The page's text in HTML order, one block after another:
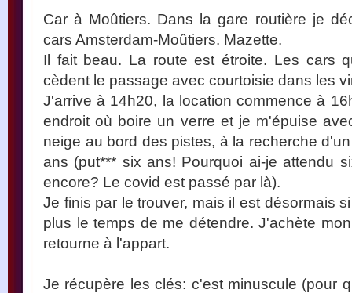
Car à Moûtiers. Dans la gare routière je
cars Amsterdam-Moûtiers. Mazette.
Il fait beau. La route est étroite. Les cars
cèdent le passage avec courtoisie dans les
J'arrive à 14h20, la location commence à
endroit où boire un verre et je m'épuise
neige au bord des pistes, à la recherche
ans (put*** six ans! Pourquoi ai-je attendu
encore? Le covid est passé par là).
Je finis par le trouver, mais il est désormais
plus le temps de me détendre. J'achète
retourne à l'appart.
Je récupère les clés: c'est minuscule (pour